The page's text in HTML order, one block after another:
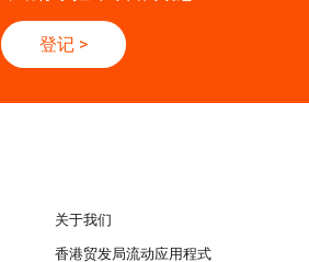
登记 >
关于我们
香港贸发局流动应用程式